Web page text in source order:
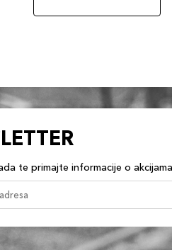
te primajte informacije o